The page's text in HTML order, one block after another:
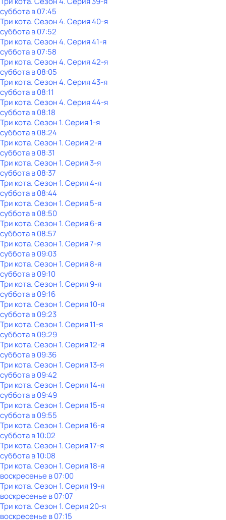
субботав07:45
Три кота. Сезон 4. Серия 40-я
субботав07:52
Три кота. Сезон 4. Серия 41-я
субботав07:58
Три кота. Сезон 4. Серия 42-я
субботав08:05
Три кота. Сезон 4. Серия 43-я
субботав08:11
Три кота. Сезон 4. Серия 44-я
субботав08:18
Три кота. Сезон 1. Серия 1-я
субботав08:24
Три кота. Сезон 1. Серия 2-я
субботав08:31
Три кота. Сезон 1. Серия 3-я
субботав08:37
Три кота. Сезон 1. Серия 4-я
субботав08:44
Три кота. Сезон 1. Серия 5-я
субботав08:50
Три кота. Сезон 1. Серия 6-я
субботав08:57
Три кота. Сезон 1. Серия 7-я
субботав09:03
Три кота. Сезон 1. Серия 8-я
субботав09:10
Три кота. Сезон 1. Серия 9-я
субботав09:16
Три кота. Сезон 1. Серия 10-я
субботав09:23
Три кота. Сезон 1. Серия 11-я
субботав09:29
Три кота. Сезон 1. Серия 12-я
субботав09:36
Три кота. Сезон 1. Серия 13-я
субботав09:42
Три кота. Сезон 1. Серия 14-я
субботав09:49
Три кота. Сезон 1. Серия 15-я
субботав09:55
Три кота. Сезон 1. Серия 16-я
субботав10:02
Три кота. Сезон 1. Серия 17-я
субботав10:08
Три кота. Сезон 1. Серия 18-я
воскресенье в07:00
Три кота. Сезон 1. Серия 19-я
воскресенье в07:07
Три кота. Сезон 1. Серия 20-я
воскресенье в07:15